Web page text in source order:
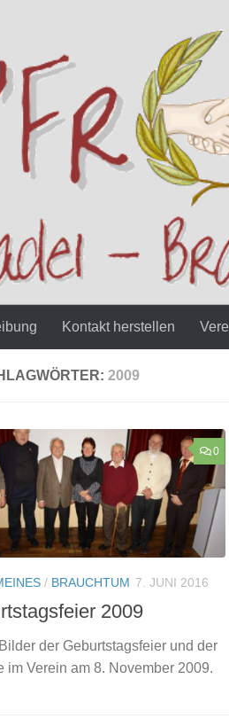
Kontakt herstellen
2009
0
/ BRAUCHTUM 7. JUNI 2016
2009
der Geburtstagsfeier und der
im Verein am 8. November 2009.